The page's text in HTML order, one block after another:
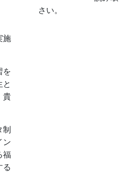
施
を
と
貴
ン
福
る
さい。